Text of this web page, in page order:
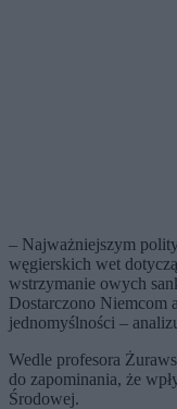
– Najważniejszym
węgierskich wet
wstrzymanie owych
Dostarczono Niemcom
jednomyślności –
Wedle profesora
do zapominania, że
Środowej.